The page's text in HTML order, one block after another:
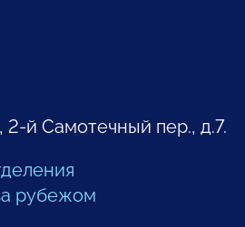
2-й Самотечный пер., д.7.
рубежом